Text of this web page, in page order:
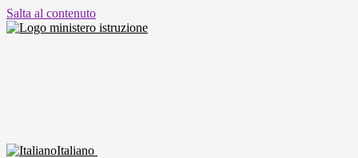
Salta al contenuto
Italiano